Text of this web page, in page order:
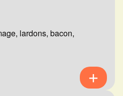
lardons, bacon,